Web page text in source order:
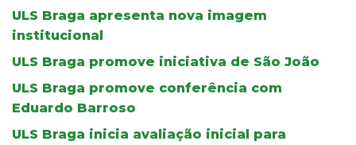
ULS Braga apresenta nova imagem
institucional
ULS Braga promove iniciativa de São João
ULS Braga promove conferência com
Eduardo Barroso
ULS Braga inicia avaliação inicial para